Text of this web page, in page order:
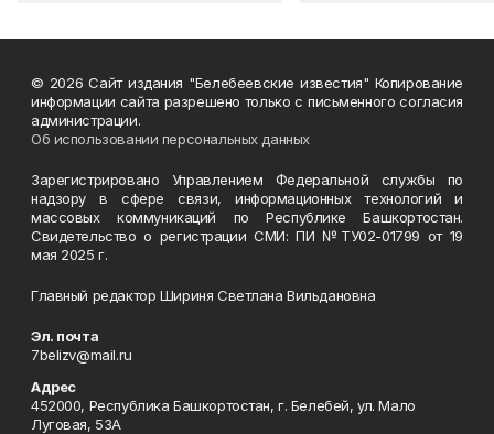
© 2026 Сайт издания "Белебеевские известия" Копирование
информации сайта разрешено только с письменного согласия
администрации.
Об использовании персональных данных
Зарегистрировано Управлением Федеральной службы по
надзору в сфере связи, информационных технологий и
массовых коммуникаций по Республике Башкортостан.
Свидетельство о регистрации СМИ: ПИ №ТУ02-01799 от 19
мая 2025 г.
Главный редактор Шириня Светлана Вильдановна
Эл. почта
7belizv@mail.ru
Адрес
452000, Республика Башкортостан, г. Белебей, ул. Мало
Луговая, 53А